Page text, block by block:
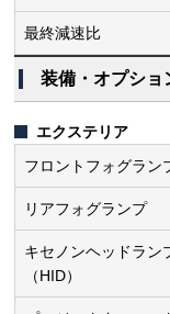
最終減速比
装備・オプショ
エクステリア
フロントフォグラン
リアフォグランプ
キセノンヘッドラン
（HID）